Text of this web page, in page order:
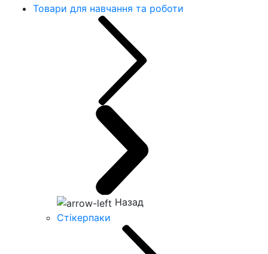
Товари для навчання та роботи
Назад
Стікерпаки